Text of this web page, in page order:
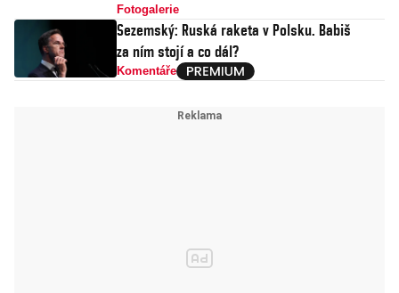
Fotogalerie
Sezemský: Ruská raketa v Polsku. Babiš
za ním stojí a co dál?
Komentáře